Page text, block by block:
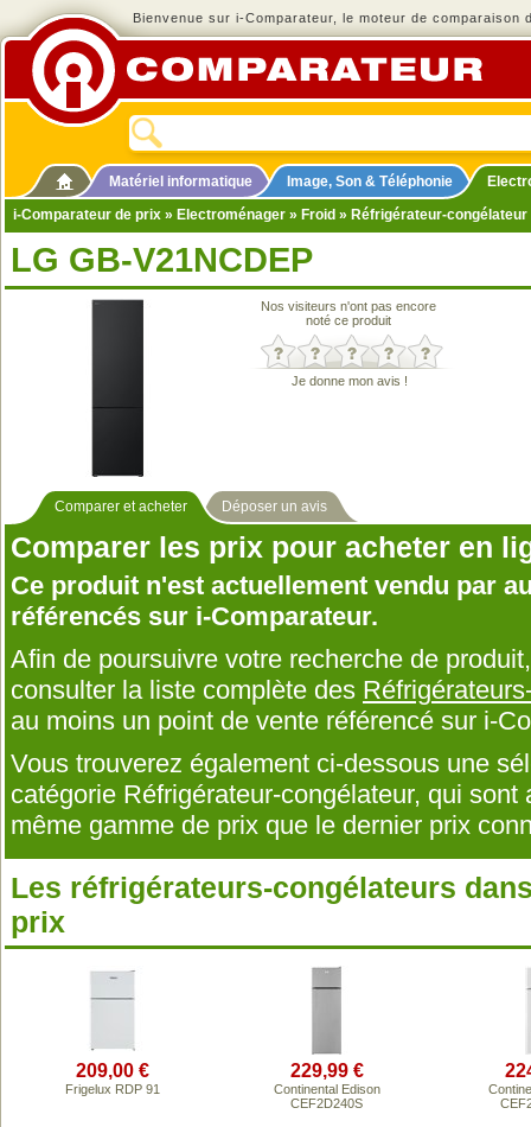
Bienvenue sur i-Comparateur, le moteur de comparaison
Matériel informatique Image, Son & Téléphonie
i-Comparateur de prix » Electroménager » Froid » Réfrigérateur-congélateur
LG GB-V21NCDEP
Nos visiteurs n'ont pas encore
noté ce produit
Je donne mon avis !
Comparer et acheter Déposer un avis
Comparer les prix pour acheter en
Ce produit n'est actuellement vendu par
référencés sur i-Comparateur.
Afin de poursuivre votre recherche de
consulter la liste complète des
au moins un point de vente référencé sur i-
Vous trouverez également ci-dessous une
catégorie Réfrigérateur-congélateur, qui
même gamme de prix que le dernier prix
Les réfrigérateurs-congélateurs
prix
209,00 €
Frigelux RDP 91
229,99 €
Continental Edison
CEF2D240S